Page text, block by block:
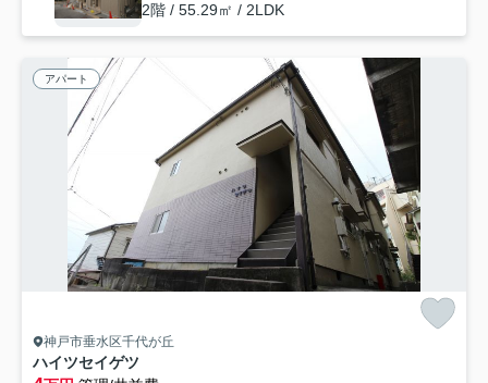
2階 / 55.29㎡ / 2LDK
アパート
神戸市垂水区千代が丘
ハイツセイゲツ